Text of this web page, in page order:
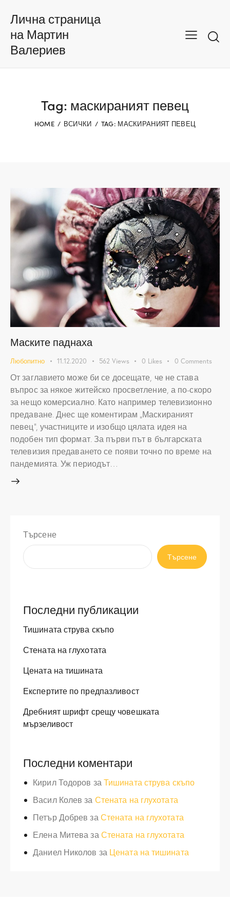
Лична страница
на Мартин
Валериев
Tag: маскираният певец
HOME ВСИЧКИ TAG: МАСКИРАНИЯТ ПЕВЕЦ
Маските паднаха
Любопитно 11.12.2020 562 Views 0 Likes 0 Comments
От заглавието може би се досещате, че не става
въпрос за някое житейско просветление, а по-скоро
за нещо комерсиално. Като например телевизионно
предаване. Днес ще коментирам „Маскираният
певец“, участниците и изобщо цялата идея на
подобен тип формат. За първи път в българската
телевизия предаването се появи точно по време на
пандемията. Уж периодът…
Търсене
Търсене
Последни публикации
Тишината струва скъпо
Стената на глухотата
Цената на тишината
Експертите по предпазливост
Дребният шрифт срещу човешката
мързеливост
Последни коментари
Кирил Тодоров за Тишината струва скъпо
Васил Колев за Стената на глухотата
Петър Добрев за Стената на глухотата
Елена Митева за Стената на глухотата
Даниел Николов за Цената на тишината